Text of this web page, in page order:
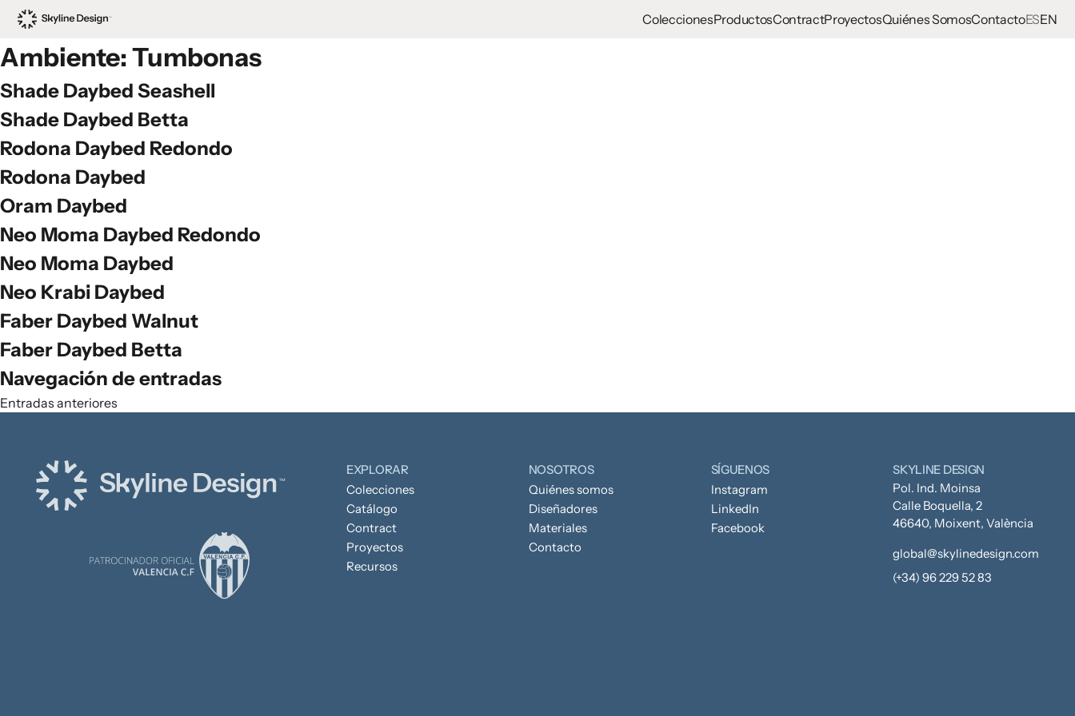
ColeccionesProductosContractProyectosQuiénes SomosContactoESEN
Ambiente:Tumbonas
Shade Daybed Seashell
Shade Daybed Betta
Rodona Daybed Redondo
Rodona Daybed
Oram Daybed
Neo Moma Daybed Redondo
Neo Moma Daybed
Neo Krabi Daybed
Faber Daybed Walnut
Faber Daybed Betta
Navegación de entradas
Entradas anteriores
EXPLORAR
Colecciones
Catálogo
Contract
Proyectos
Recursos
NOSOTROS
Quiénes somos
Diseñadores
Materiales
Contacto
SÍGUENOS
Instagram
LinkedIn
Facebook
SKYLINE DESIGN
Pol. Ind. Moinsa
Calle Boquella, 2
46640, Moixent, València
global@skylinedesign.com
(+34) 96 229 52 83